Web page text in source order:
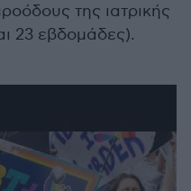
της ιατρικής
23 εβδομάδες).